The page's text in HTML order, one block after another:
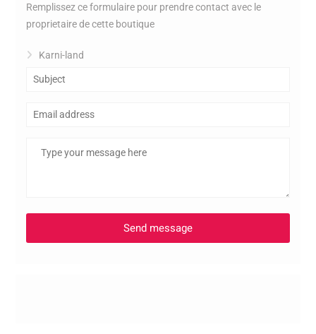
Remplissez ce formulaire pour prendre contact avec le
proprietaire de cette boutique
Karni-land